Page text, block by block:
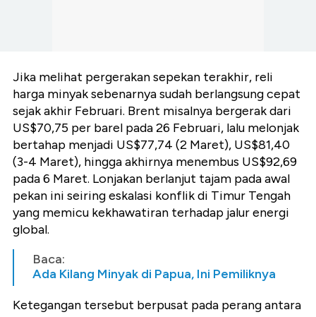
Jika melihat pergerakan sepekan terakhir, reli
harga minyak sebenarnya sudah berlangsung cepat
sejak akhir Februari. Brent misalnya bergerak dari
US$70,75 per barel pada 26 Februari, lalu melonjak
bertahap menjadi US$77,74 (2 Maret), US$81,40
(3-4 Maret), hingga akhirnya menembus US$92,69
pada 6 Maret. Lonjakan berlanjut tajam pada awal
pekan ini seiring eskalasi konflik di Timur Tengah
yang memicu kekhawatiran terhadap jalur energi
global.
Baca:
Ada Kilang Minyak di Papua, Ini Pemiliknya
Ketegangan tersebut berpusat pada perang antara